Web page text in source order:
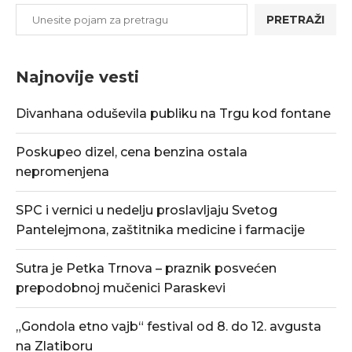
PRETRAŽI
Najnovije vesti
Divanhana oduševila publiku na Trgu kod fontane
Poskupeo dizel, cena benzina ostala
nepromenjena
SPC i vernici u nedelju proslavljaju Svetog
Pantelejmona, zaštitnika medicine i farmacije
Sutra je Petka Trnova – praznik posvećen
prepodobnoj mučenici Paraskevi
„Gondola etno vajb“ festival od 8. do 12. avgusta
na Zlatiboru